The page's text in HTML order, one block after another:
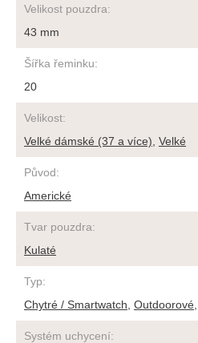
Velikost pouzdra:
43 mm
Šířka řeminku:
20
Velikost:
Velké dámské (37 a více) Velké
Původ:
Americké
Tvar pouzdra:
Kulaté
Typ:
Chytré / Smartwatch Outdoorové
Systém uchycení: